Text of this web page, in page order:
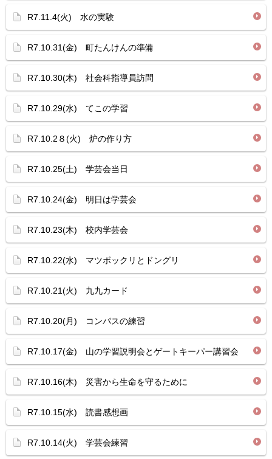
R7.11.4(火) 水の実験
R7.10.31(金) 町たんけんの準備
R7.10.30(木) 社会科指導員訪問
R7.10.29(水) てこの学習
R7.10.2８(火) 炉の作り方
R7.10.25(土) 学芸会当日
R7.10.24(金) 明日は学芸会
R7.10.23(木) 校内学芸会
R7.10.22(水) マツボックリとドングリ
R7.10.21(火) 九九カード
R7.10.20(月) コンパスの練習
R7.10.17(金) 山の学習説明会とゲートキーパー講習会
R7.10.16(木) 災害から生命を守るために
R7.10.15(水) 読書感想画
R7.10.14(火) 学芸会練習